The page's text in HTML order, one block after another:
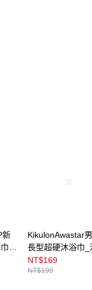
新
_
KikulonAwastar
長型超硬沐浴巾_
NT$169
NT$199